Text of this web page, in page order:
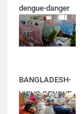
dengue-danger
BANGLADESH-
VIRUS-DENGUE